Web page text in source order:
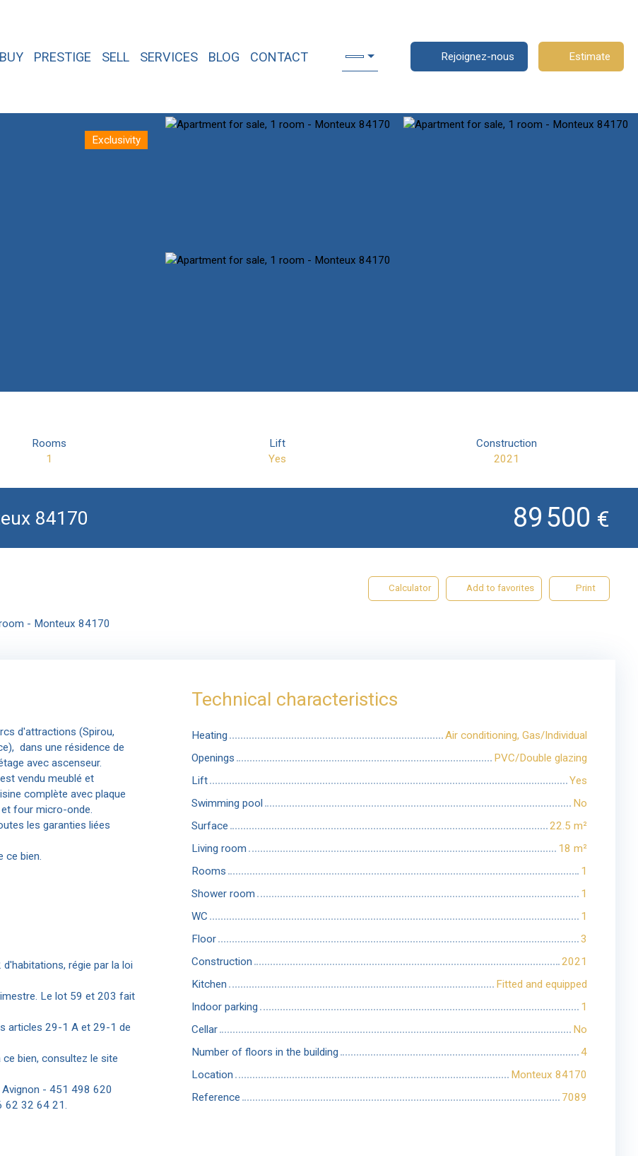
BUY PRESTIGE SELL SERVICES BLOG CONTACT Rejoignez-nous Estimate
Exclusivity
Rooms
1
Lift
Yes
Construction
2021
84170 89 500 €
Calculator Add to favorites Print
- Monteux 84170
d'attractions (Spirou,
dans une résidence de
avec ascenseur.
vendu meublé et
complète avec plaque
four micro-onde.
les garanties liées
ce bien.
régie par la loi
Le lot 59 et 203 fait
articles 29-1 A et 29-1 de
bien, consultez le site
Avignon - 451 498 620
62 32 64 21.
Technical characteristics
Heating
Air conditioning, Gas/Individual
Openings
PVC/Double glazing
Lift
Yes
Swimming pool
No
Surface
22.5 m²
Living room
18 m²
Rooms
1
Shower room
1
WC
1
Floor
3
Construction
2021
Kitchen
Fitted and equipped
Indoor parking
1
Cellar
No
Number of floors in the building
4
Location
Monteux 84170
Reference
7089